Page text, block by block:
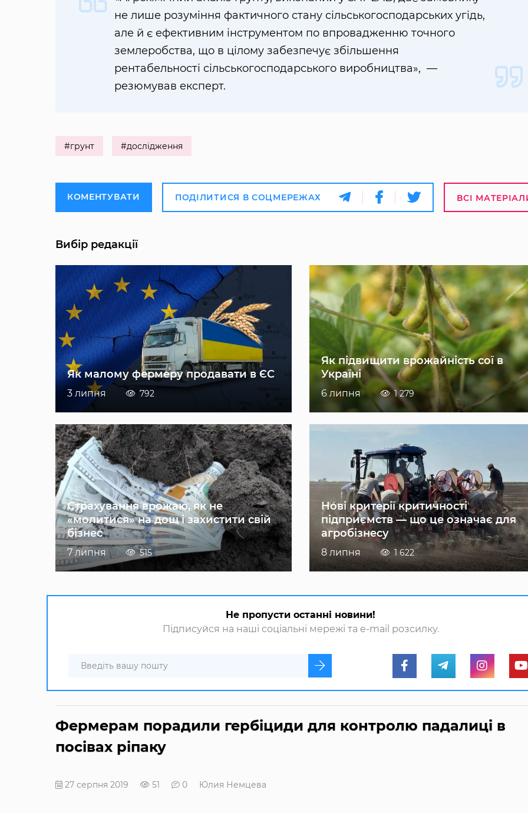
не лише розуміння фактичного стану сільськогосподарських угідь,
але й є ефективним інструментом по впровадженню точного
землеробства, що в цілому забезпечує збільшення
рентабельності сільськогосподарського виробництва», —
резюмував експерт.
#грунт #дослідження
КОМЕНТУВАТИ ПОДІЛИТИСЯ В СОЦМЕРЕЖАХ ВСІ
Вибір редакції
Як малому фермеру продавати в ЄС
3 липня 792
Як підвищити врожайність сої в
Україні
6 липня 1 279
Страхування врожаю, як не
«молитися» на дощ і захистити свій
бізнес
7 липня 515
Нові критерії критичності
підприємств — що це означає для
агробізнесу
8 липня 1 622
Не пропусти останні новини!
Підписуйся на наші соціальні мережі та e-mail розсилку.
Фермерам порадили гербіциди для контролю падалиці в
посівах ріпаку
27 серпня 2019 51 0 Юлия Немцева